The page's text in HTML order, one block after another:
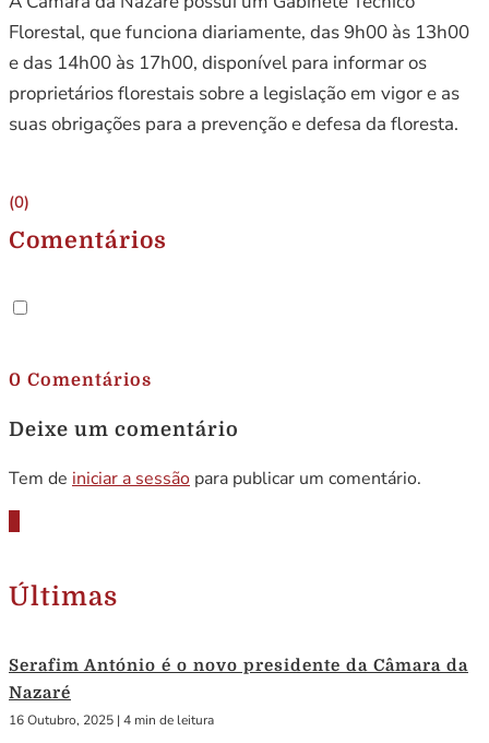
Florestal, que funciona diariamente, das 9h00 às 13h00
e das 14h00 às 17h00, disponível para informar os
proprietários florestais sobre a legislação em vigor e as
suas obrigações para a prevenção e defesa da floresta.
(0)
Comentários
0 Comentários
Deixe um comentário
Tem de iniciar a sessão para publicar um comentário.
Últimas
Serafim António é o novo presidente da Câmara da
Nazaré
16 Outubro, 2025 | 4 min de leitura